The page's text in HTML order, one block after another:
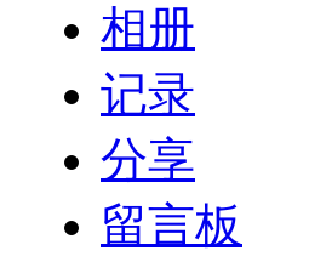
相册
记录
分享
留言板